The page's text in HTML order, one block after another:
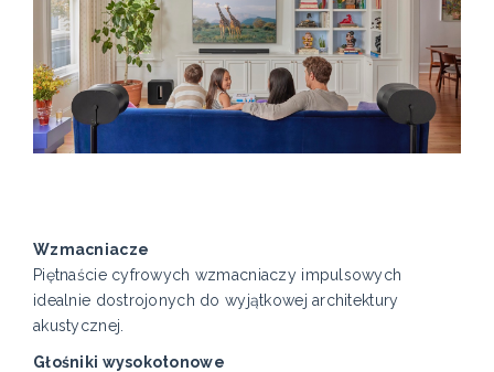
Wzmacniacze
Piętnaście cyfrowych wzmacniaczy impulsowych
idealnie dostrojonych do wyjątkowej architektury
akustycznej.
Głośniki wysokotonowe